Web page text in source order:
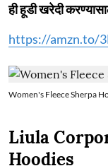
ही हूडी खरेदी
https://amzn.to/
Women's Fleece Sherpa
Liula
Hoodies